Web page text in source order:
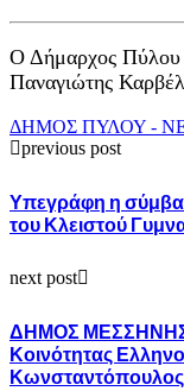
Ο Δήμαρχος Πύλου
Παναγιώτης
ΔΗΜΟΣ ΠΥΛΟΥ -
previous post
Υπεγράφη η
του Κλειστού
next post
ΔΗΜΟΣ ΜΕΣΣΗΝΗΣ-
Κοινότητας